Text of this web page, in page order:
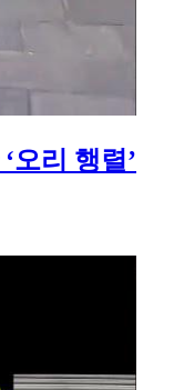
오리 행렬’